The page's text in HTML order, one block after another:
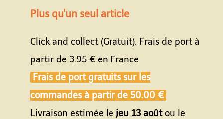
Plus qu'un seul article
Click and collect (Gratuit), Frais de port à
partir de 3.95 € en France
Frais de port gratuits sur les
commandes à partir de 50.00 €
Livraison estimée le jeu 13 aoûtou le